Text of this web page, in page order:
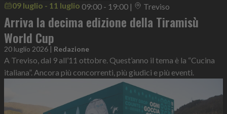
09 luglio - 11 luglio 09:00 - 19:00 | Treviso
Arriva la decima edizione della Tiramisù
World Cup
20 luglio 2026 | Redazione
A Treviso, dal 9 all’11 ottobre. Quest’anno il tema è la “Cucina
italiana”. Ancora più concorrenti, più giudici e più eventi.